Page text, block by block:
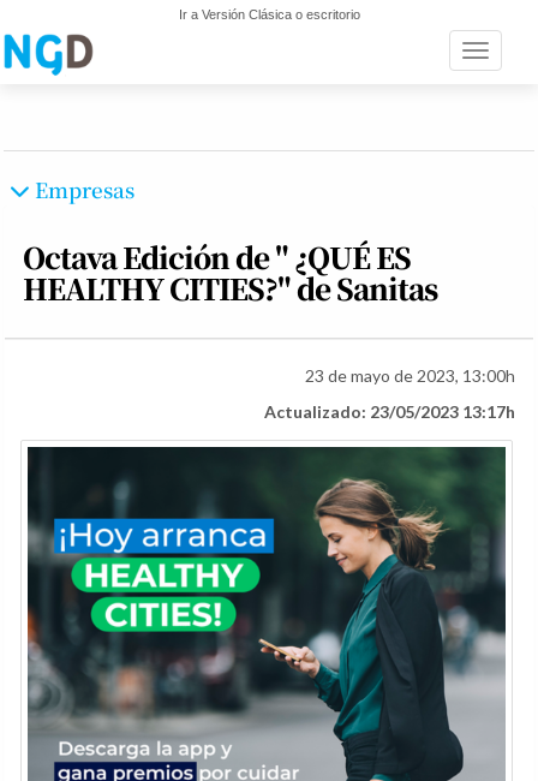
Ir a Versión Clásica o escritorio
Toggle
Empresas
Octava Edición de " ¿QUÉ ES
HEALTHY CITIES?" de Sanitas
23 de mayo de 2023, 13:00h
Actualizado: 23/05/2023 13:17h